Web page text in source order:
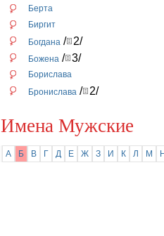
Берта
Биргит
Богдана / 2/
Божена / 3/
Борислава
Бронислава / 2/
Имена Мужские
А Б В Г Д Е Ж З И К Л М